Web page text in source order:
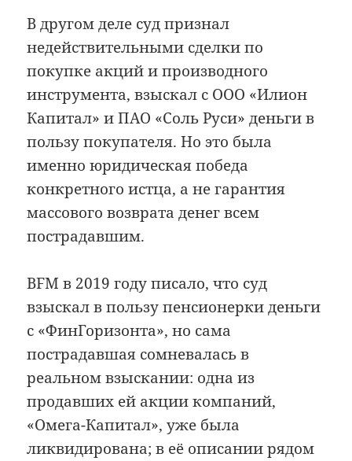
В другом деле суд признал
недействительными сделки по
покупке акций и производного
инструмента, взыскал с ООО «Илион
Капитал» и ПАО «Соль Руси» деньги в
пользу покупателя. Но это была
именно юридическая победа
конкретного истца, а не гарантия
массового возврата денег всем
пострадавшим.
BFM в 2019 году писало, что суд
взыскал в пользу пенсионерки деньги
с «ФинГоризонта», но сама
пострадавшая сомневалась в
реальном взыскании: одна из
продавших ей акции компаний,
«Омега-Капитал», уже была
ликвидирована; в её описании рядом